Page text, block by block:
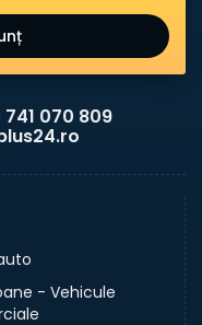
741 070 809
- Vehicule